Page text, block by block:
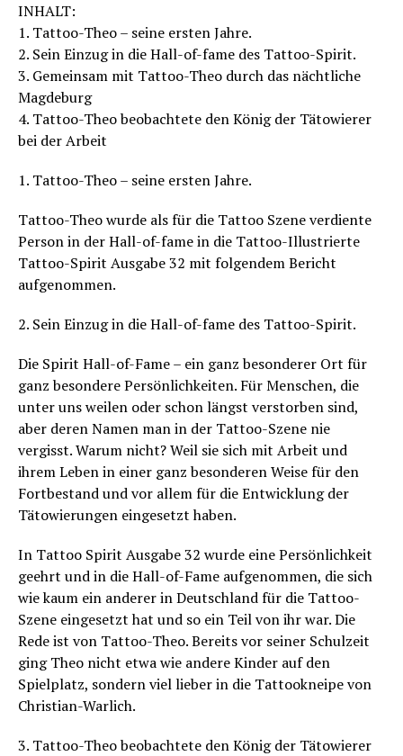
INHALT:
1. Tattoo-Theo – seine ersten Jahre.
2. Sein Einzug in die Hall-of-fame des Tattoo-Spirit.
3. Gemeinsam mit Tattoo-Theo durch das nächtliche
Magdeburg
4. Tattoo-Theo beobachtete den König der Tätowierer
bei der Arbeit
1. Tattoo-Theo – seine ersten Jahre.
Tattoo-Theo wurde als für die Tattoo Szene verdiente
Person in der Hall-of-fame in die Tattoo-Illustrierte
Tattoo-Spirit Ausgabe 32 mit folgendem Bericht
aufgenommen.
2. Sein Einzug in die Hall-of-fame des Tattoo-Spirit.
Die Spirit Hall-of-Fame – ein ganz besonderer Ort für
ganz besondere Persönlichkeiten. Für Menschen, die
unter uns weilen oder schon längst verstorben sind,
aber deren Namen man in der Tattoo-Szene nie
vergisst. Warum nicht? Weil sie sich mit Arbeit und
ihrem Leben in einer ganz besonderen Weise für den
Fortbestand und vor allem für die Entwicklung der
Tätowierungen eingesetzt haben.
In Tattoo Spirit Ausgabe 32 wurde eine Persönlichkeit
geehrt und in die Hall-of-Fame aufgenommen, die sich
wie kaum ein anderer in Deutschland für die Tattoo-
Szene eingesetzt hat und so ein Teil von ihr war. Die
Rede ist von Tattoo-Theo. Bereits vor seiner Schulzeit
ging Theo nicht etwa wie andere Kinder auf den
Spielplatz, sondern viel lieber in die Tattookneipe von
Christian-Warlich.
3. Tattoo-Theo beobachtete den König der Tätowierer